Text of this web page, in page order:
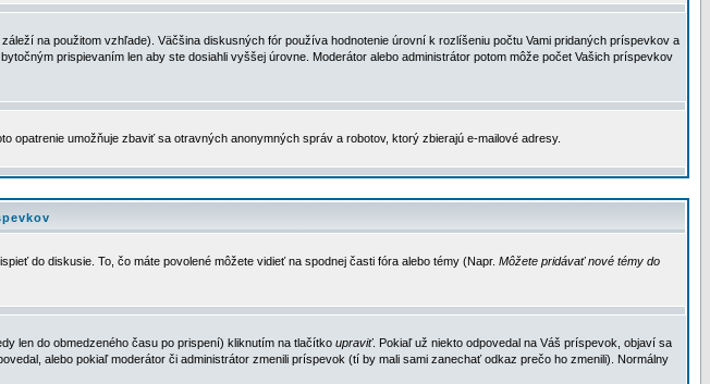
na použitom vzhľade). Väčšina diskusných fór používa hodnotenie úrovní k rozlíšeniu počtu Vami pridaných príspevkov a
prispievaním len aby ste dosiahli vyššej úrovne. Moderátor alebo administrátor potom môže počet Vašich príspevkov
umožňuje zbaviť sa otravných anonymných správ a robotov, ktorý zbierajú e-mailové adresy.
do diskusie. To, čo máte povolené môžete vidieť na spodnej časti fóra alebo témy (Napr. Môžete pridávať nové témy do
len do obmedzeného času po prispení) kliknutím na tlačítko upraviť. Pokiaľ už niekto odpovedal na Váš príspevok, objaví sa
alebo pokiaľ moderátor či administrátor zmenili príspevok (tí by mali sami zanechať odkaz prečo ho zmenili). Normálny